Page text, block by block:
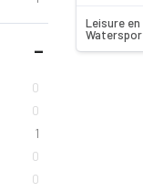
0
0
1
0
0
Leisure